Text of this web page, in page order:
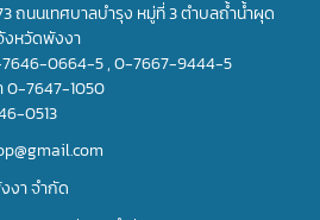
ถนนเทศบาลบำรุง หมู่ที่ 3 ตำบลถ้ำน้ำผุด
งหวัดพังงา
0664-5,0-7667-9444-5
0-7647-1050
0513
งา จำกัด